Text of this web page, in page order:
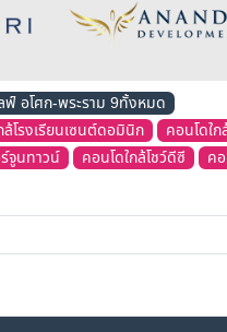
ฟ์ อโศก-พระราม 9ทั้งหมด
ล้โรงเรียนเซนต์ดอมินิก
คอนโดใ
จูนทาวน์ คอนโดใกล้โชว์ดีซี ค